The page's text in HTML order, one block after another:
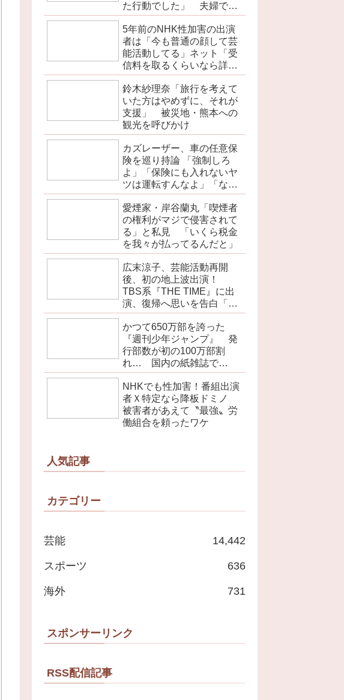
た行動でした」 夫婦で投
稿
5年前のNHK性加害の出演
者は「今も普通の顔して芸
能活動してる」ネット「受
信料を取るくらいなら詳細
を伝えよ」
鈴木紗理奈「旅行を考えて
いた方はやめずに、それが
支援」 被災地・熊本への
観光を呼びかけ
カズレーザー、車の任意保
険を巡り持論 「強制しろ
よ」「保険にも入れないヤ
ツは運転すんなよ」「なん
で法律を改正しないの？」
愛煙家・岸谷蘭丸「喫煙者
の権利がマジで侵害されて
る」と私見 「いくら税金
を我々が払ってるんだと」
広末涼子、芸能活動再開
後、初の地上波出演！
TBS系『THE TIME』に出
演、復帰へ思いを告白「自
分の弱い部分だったり…」
かつて650万部を誇った
『週刊少年ジャンプ』 発
行部数が初の100万部割
れ… 国内の紙雑誌で
「100万部超」ゼロに
NHKでも性加害！番組出演
者Ｘ特定なら降板ドミノ
被害者があえて〝最強〟労
働組合を頼ったワケ
人気記事
カテゴリー
芸能 14,442
スポーツ 636
海外 731
スポンサーリンク
RSS配信記事